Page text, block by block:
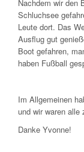
Nachdem wir den
Schluchsee
Leute dort. Das
Ausflug gut
Boot gefahren,
haben Fußball
Im Allgemeinen
und wir waren alle
Danke Yvonne!